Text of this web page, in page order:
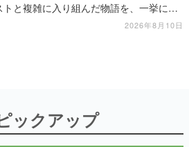
トと複雑に入り組んだ物語を、一挙に再
2026年8月10日
ックアップ